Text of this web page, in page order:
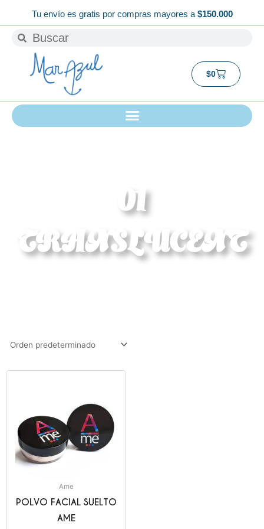
contenido
Tu envío es gratis por compras mayores a $150.000
BuscarBuscar
$0Carrito
01
TRANSLUCENT
Ame
POLVO FACIAL SUELTO
AME